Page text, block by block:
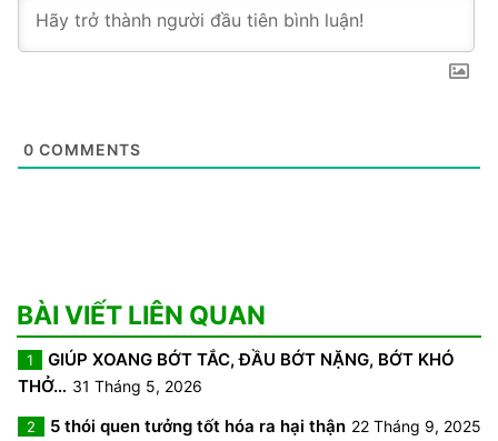
0 COMMENTS
BÀI VIẾT LIÊN QUAN
1
GIÚP XOANG BỚT TẮC, ĐẦU BỚT NẶNG, BỚT KHÓ
THỞ… 31 Tháng 5, 2026
2 5 thói quen tưởng tốt hóa ra hại thận 22 Tháng 9, 2025